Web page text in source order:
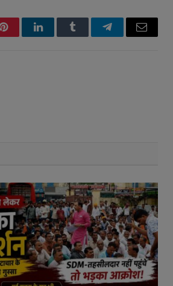
PinterestLinkedInTumblr TelegramEmail